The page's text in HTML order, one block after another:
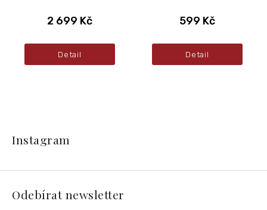
2 699 Kč
Detail
599 Kč
Detail
t
Instagram
Odebírat newsletter